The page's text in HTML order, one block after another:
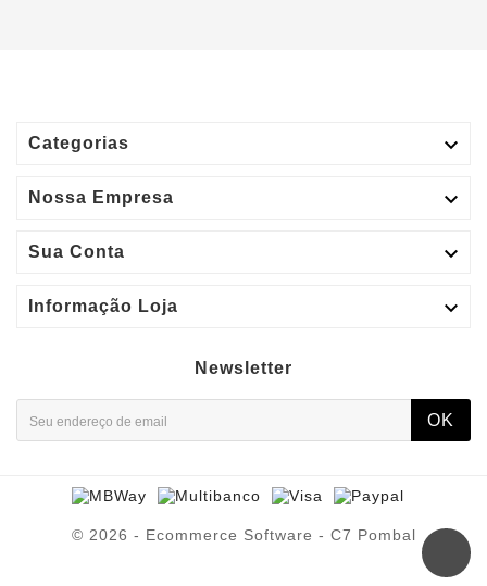
Categorias 
Nossa Empresa 
Sua Conta 
Informação Loja 
Newsletter
OK
© 2026 - Ecommerce Software - C7 Pombal